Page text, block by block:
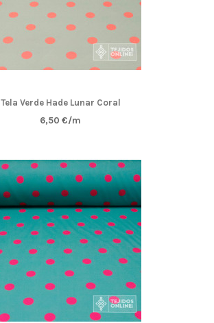
Tela Verde Hade Lunar Coral
6,50 €/m